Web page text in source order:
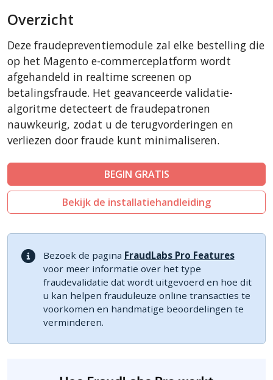
AbanteCart
LiteCart
ZenCart
PinnacleCart
FoxyCart
Easy Digital Downloads
Ecwid by Lightspeed
WISECP
ThirtyBees
Shopware
Sylius
Overzicht
Deze fraudepreventiemodule zal elke bestelling die
op het Magento e-commerceplatform wordt
afgehandeld in realtime screenen op
betalingsfraude. Het geavanceerde validatie-
algoritme detecteert de fraudepatronen
nauwkeurig, zodat u de terugvorderingen en
verliezen door fraude kunt minimaliseren.
BEGIN GRATIS
Bekijk de installatiehandleiding
Bezoek de pagina FraudLabs Pro Features
voor meer informatie over het type
fraudevalidatie dat wordt uitgevoerd en hoe dit
u kan helpen frauduleuze online transacties te
voorkomen en handmatige beoordelingen te
verminderen.